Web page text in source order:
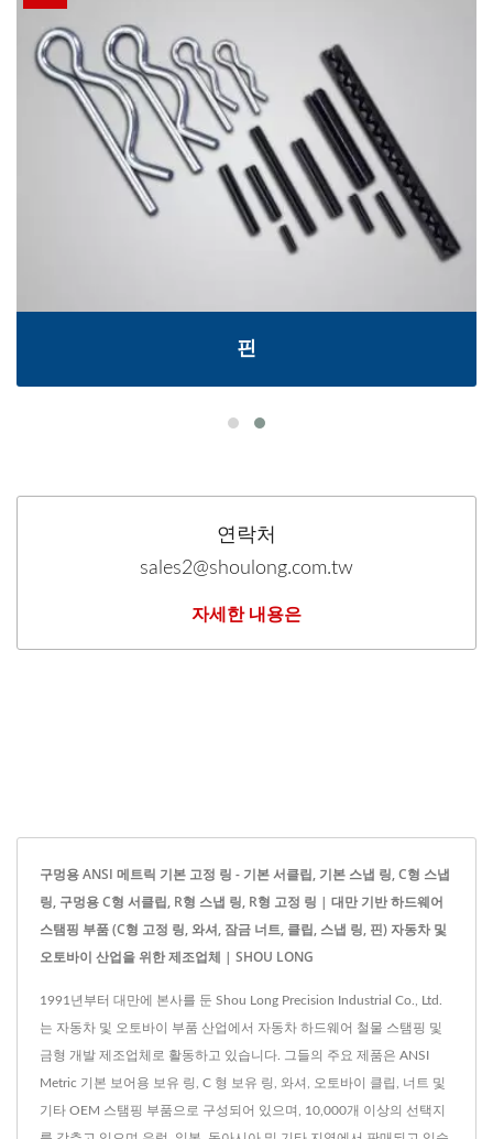
핀
연락처
sales2@shoulong.com.tw
자세한 내용은
구멍용 ANSI 메트릭 기본 고정 링 - 기본 서클립, 기본 스냅 링, C형 스냅
링, 구멍용 C형 서클립, R형 스냅 링, R형 고정 링 | 대만 기반 하드웨어
스탬핑 부품 (C형 고정 링, 와셔, 잠금 너트, 클립, 스냅 링, 핀) 자동차 및
오토바이 산업을 위한 제조업체 | SHOU LONG
1991년부터 대만에 본사를 둔 Shou Long Precision Industrial Co., Ltd.
는 자동차 및 오토바이 부품 산업에서 자동차 하드웨어 철물 스탬핑 및
금형 개발 제조업체로 활동하고 있습니다. 그들의 주요 제품은 ANSI
Metric 기본 보어용 보유 링, C 형 보유 링, 와셔, 오토바이 클립, 너트 및
기타 OEM 스탬핑 부품으로 구성되어 있으며, 10,000개 이상의 선택지